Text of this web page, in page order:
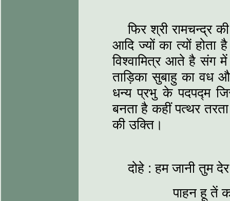
फिर श्री रामचन्द्र
आदि ज्यों का त्यों
विश्वामित्र आते है संग
ताड़िका सुबाहु का वध
धन्य प्रभु के पदपद्म
बनता है कहीं पत्थर
की उक्ति।
दोहे : हम जानी तुम
पाहन हू तें